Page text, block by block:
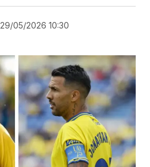
29/05/2026 10:30